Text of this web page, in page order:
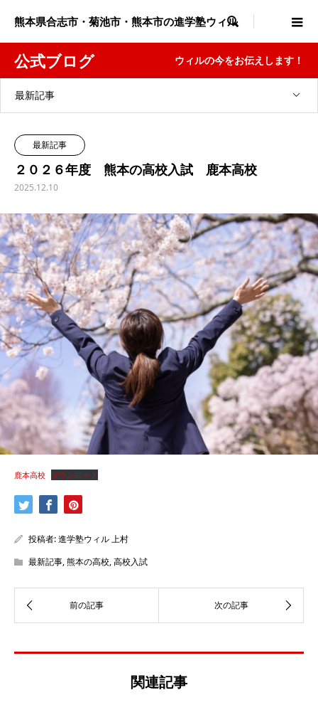
熊本県合志市・菊池市・熊本市の進学塾ウィル

公式ブログ ウィルの今をお伝えします！
最新記事
最新記事
２０２６年度 熊本の高校入試 鹿本高校
2025.12.10
鹿本高校 ダウンロード
投稿者:進学塾ウィル 上村
最新記事,熊本の高校,高校入試
関連記事